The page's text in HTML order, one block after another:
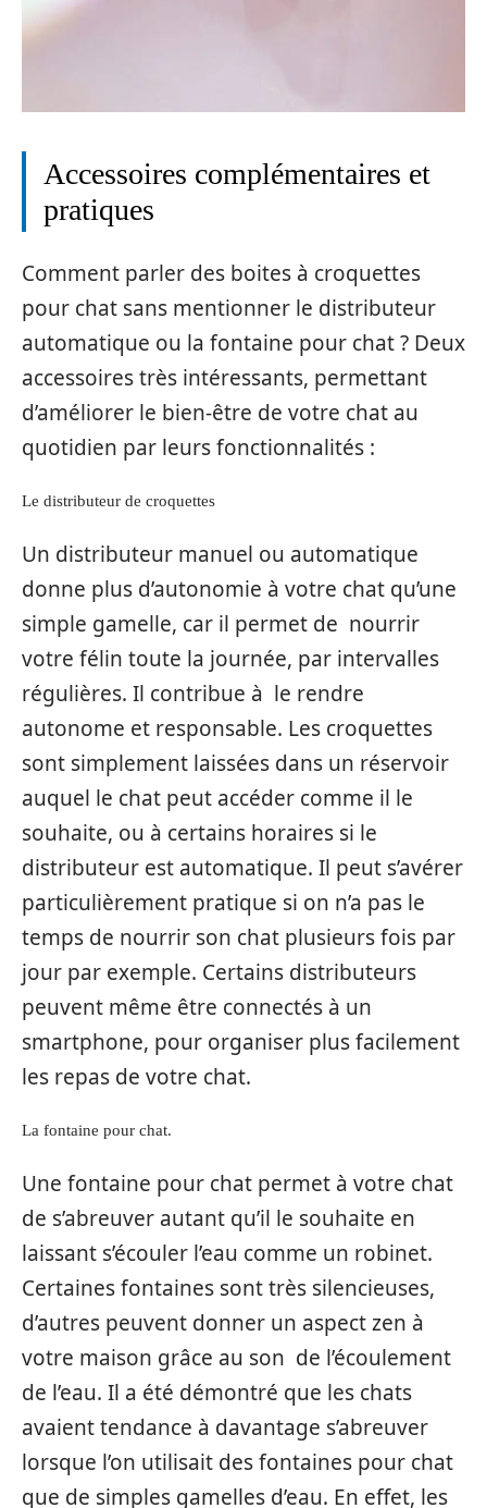
Accessoires complémentaires et
pratiques
Comment parler des boites à croquettes
pour chat sans mentionner le distributeur
automatique ou la fontaine pour chat ? Deux
accessoires très intéressants, permettant
d’améliorer le bien-être de votre chat au
quotidien par leurs fonctionnalités :
Le distributeur de croquettes
Un distributeur manuel ou automatique
donne plus d’autonomie à votre chat qu’une
simple gamelle, car il permet de nourrir
votre félin toute la journée, par intervalles
régulières. Il contribue à le rendre
autonome et responsable. Les croquettes
sont simplement laissées dans un réservoir
auquel le chat peut accéder comme il le
souhaite, ou à certains horaires si le
distributeur est automatique. Il peut s’avérer
particulièrement pratique si on n’a pas le
temps de nourrir son chat plusieurs fois par
jour par exemple. Certains distributeurs
peuvent même être connectés à un
smartphone, pour organiser plus facilement
les repas de votre chat.
La fontaine pour chat.
Une fontaine pour chat permet à votre chat
de s’abreuver autant qu’il le souhaite en
laissant s’écouler l’eau comme un robinet.
Certaines fontaines sont très silencieuses,
d’autres peuvent donner un aspect zen à
votre maison grâce au son de l’écoulement
de l’eau. Il a été démontré que les chats
avaient tendance à davantage s’abreuver
lorsque l’on utilisait des fontaines pour chat
que de simples gamelles d’eau. En effet, les